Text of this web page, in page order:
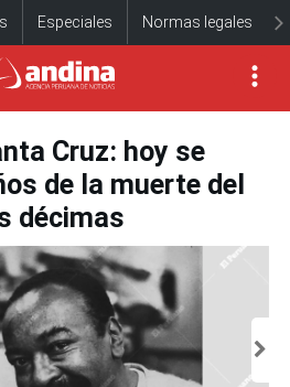
Especiales Normas legales
Cruz: hoy se
de la muerte del
décimas